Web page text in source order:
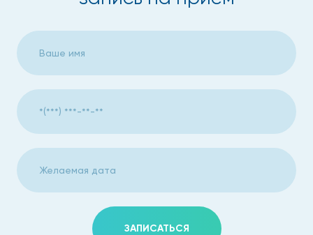
медикаментов
При лечении остеоартрита многое зависит от самого
пациента. Рассмотрим ряд необходимых мер, которые он
должен соблюдать:
скорректировать массу тела, без этого трудно
добиться устойчивой ремиссии;
упражнений создаст прослойку из мышц, которая
защитит сустав. Выполнять их необходимо в
период ремиссии, прислушиваясь к себе, не
допускать боли и дискомфорта;
ЗАПИСАТЬСЯ